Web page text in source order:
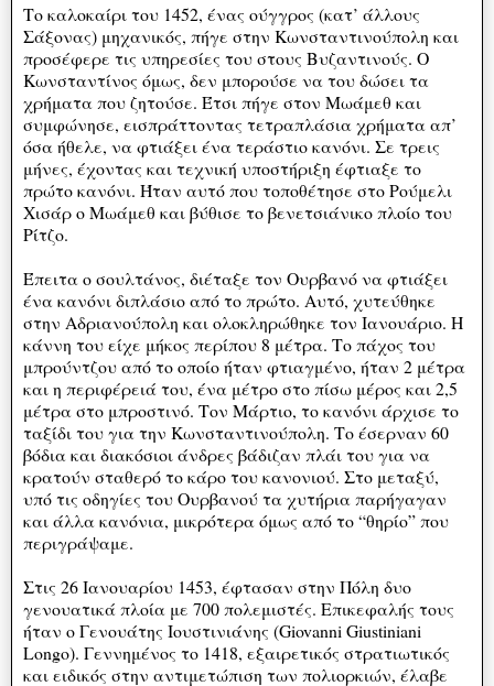
Το καλοκαίρι του 1452, ένας ούγγρος (κατ’ άλλους
Σάξονας) μηχανικός, πήγε στην Κωνσταντινούπολη και
προσέφερε τις υπηρεσίες του στους Βυζαντινούς. Ο
Κωνσταντίνος όμως, δεν μπορούσε να του δώσει τα
χρήματα που ζητούσε. Έτσι πήγε στον Μωάμεθ και
συμφώνησε, εισπράττοντας τετραπλάσια χρήματα απ’
όσα ήθελε, να φτιάξει ένα τεράστιο κανόνι. Σε τρεις
μήνες, έχοντας και τεχνική υποστήριξη έφτιαξε το
πρώτο κανόνι. Ήταν αυτό που τοποθέτησε στο Ρούμελι
Χισάρ ο Μωάμεθ και βύθισε το βενετσιάνικο πλοίο του
Ρίτζο.
Έπειτα ο σουλτάνος, διέταξε τον Ουρβανό να φτιάξει
ένα κανόνι διπλάσιο από το πρώτο. Αυτό, χυτεύθηκε
στην Αδριανούπολη και ολοκληρώθηκε τον Ιανουάριο. Η
κάννη του είχε μήκος περίπου 8 μέτρα. Το πάχος του
μπρούντζου από το οποίο ήταν φτιαγμένο, ήταν 2 μέτρα
και η περιφέρειά του, ένα μέτρο στο πίσω μέρος και 2,5
μέτρα στο μπροστινό. Τον Μάρτιο, το κανόνι άρχισε το
ταξίδι του για την Κωνσταντινούπολη. Το έσερναν 60
βόδια και διακόσιοι άνδρες βάδιζαν πλάι του για να
κρατούν σταθερό το κάρο του κανονιού. Στο μεταξύ,
υπό τις οδηγίες του Ουρβανού τα χυτήρια παρήγαγαν
και άλλα κανόνια, μικρότερα όμως από το “θηρίο” που
περιγράψαμε.
Στις 26 Ιανουαρίου 1453, έφτασαν στην Πόλη δυο
γενουατικά πλοία με 700 πολεμιστές. Επικεφαλής τους
ήταν ο Γενουάτης Ιουστινιάνης (Giovanni Giustiniani
Longo). Γεννημένος το 1418, εξαιρετικός στρατιωτικός
και ειδικός στην αντιμετώπιση των πολιορκιών, έλαβε